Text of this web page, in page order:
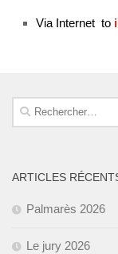
Via Internet to
Rechercher :
ARTICLES
Palmarès 2026
Le jury 2026